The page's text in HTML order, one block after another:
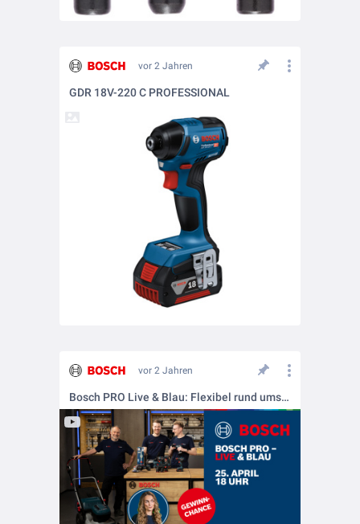
vor 2 Jahren
GDR 18V-220 C PROFESSIONAL
vor 2 Jahren
Bosch PRO Live & Blau: Flexibel rund ums Gebäude – Montage, Instandhaltung und Grünpflege